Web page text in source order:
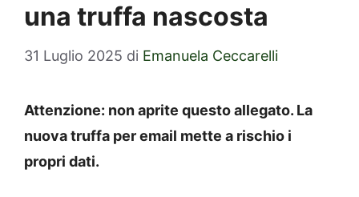
una truffa nascosta
31 Luglio 2025 di Emanuela Ceccarelli
Attenzione: non aprite questo allegato. La
nuova truffa per email mette a rischio i
propri dati.